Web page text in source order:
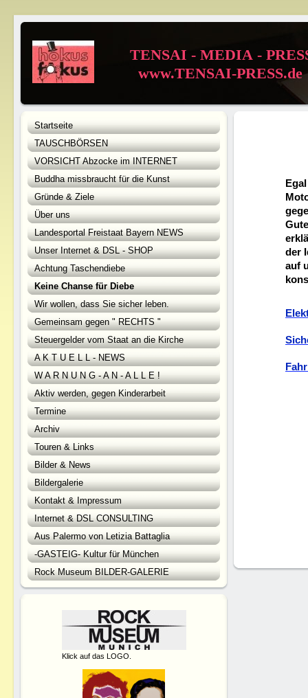
TENSAI - MEDIA -
www.TENSAI-PRESS.de
Startseite
TAUSCHBÖRSEN
VORSICHT Abzocke im INTERNET
Buddha missbraucht für die Kunst
Gründe & Ziele
Über uns
Landesportal Freistaat Bayern NEWS
Unser Internet & DSL - SHOP
Achtung Taschendiebe
Keine Chanse für Diebe
Wir wollen, dass Sie sicher leben.
Gemeinsam gegen " RECHTS "
Steuergelder vom Staat an die Kirche
A K T U E L L - NEWS
W A R N U N G - A N - A L L E !
Aktiv werden, gegen Kinderarbeit
Termine
Archiv
Touren & Links
Bilder & News
Bildergalerie
Kontakt & Impressum
Internet & DSL CONSULTING
Aus Palermo von Letizia Battaglia
-GASTEIG- Kultur für München
Rock Museum BILDER-GALERIE
Klick auf das LOGO.
der
auf